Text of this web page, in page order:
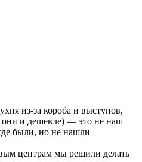
из-за короба и выступов,
они и дешевле) — это не наш
были, но не нашли
центрам мы решили делать